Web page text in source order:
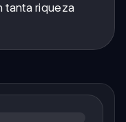
tanta riqueza